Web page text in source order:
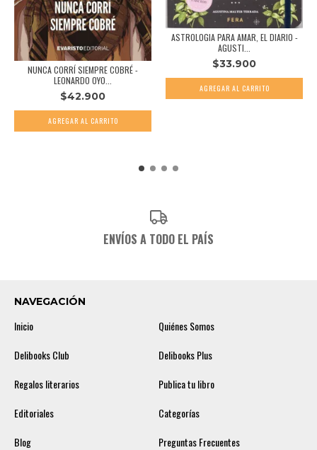
NUNCA CORRÍ SIEMPRE COBRÉ -
LEONARDO OYO...
$42.900
ASTROLOGIA PARA AMAR, EL DIARIO -
AGUSTI...
$33.900
ENVÍOS A TODO EL PAÍS
NAVEGACIÓN
Inicio
Quiénes Somos
Delibooks Club
Delibooks Plus
Regalos literarios
Publica tu libro
Editoriales
Categorías
Blog
Preguntas Frecuentes